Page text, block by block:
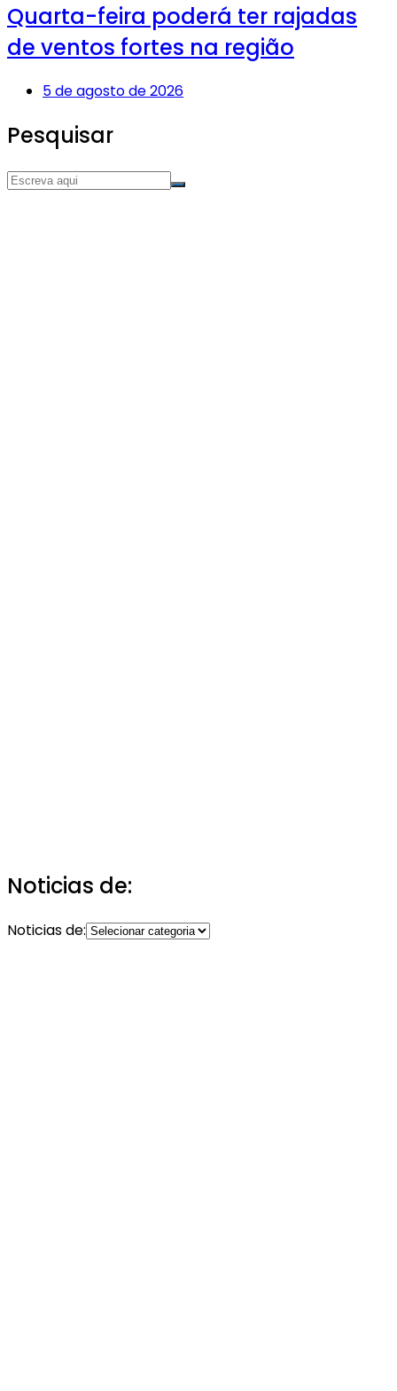
Quarta-feira poderá ter rajadas
de ventos fortes na região
5 de agosto de 2026
Pesquisar
Noticias de:
Noticias de: